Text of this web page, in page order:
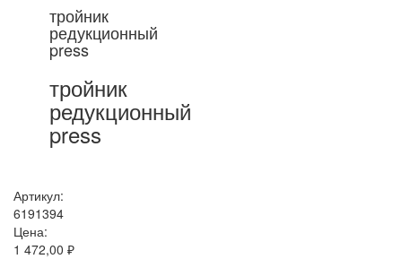
тройник
редукционный
press
тройник
редукционный
press
Артикул:
6191394
Цена:
1 472,00 ₽